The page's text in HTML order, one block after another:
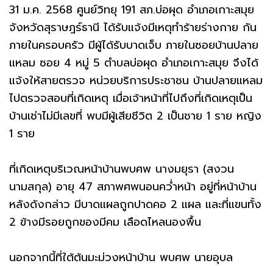
31 ม.ค. 2568 ศูนย์วิทยุ 191 สภ.บ่อผุด อำเภอเกาะสมุย
จังหวัดสุราษฎร์ธานี ได้รับแจ้งมีเหตุทำร้ายร่างกาย กัน
ภายในครอบครัว มีผู้ได้รับบาดเจ็บ ภายในซอยบ้านปลาย
แหลม ซอย 4 หมู่ 5 ตำบลบ่อผุด อำเภอเกาะสมุย จึงได้
แจ้งให้สายตรวจ หน่วยบริการประชาชน บ้านปลายแหลม
ไปตรวจสอบที่เกิดเหตุ เมื่อเจ้าหน้าที่ไปถึงที่เกิดเหตุเป็น
บ้านเช่าไม่มีเลขที่ พบมีผู้เสียชีวิต 2 เป็นชาย 1 ราย หญิง
1 ราย
ที่เกิดเหตุบริเวณหน้าบ้านพบศพ นางมยุรา (สงวน
นามสกุล) อายุ 47 สภาพศพนอนคว่ำหน้า อยู่ที่หน้าบ้าน
หลังดังกล่าว มีบาดแผลถูกปาดคอ 2 แผล และที่แขนทั้ง
2 ข้างมีรอยถูกของมีคม เลือดไหลนองพื้น
นอกจากนี้ที่ใต้ต้นมะม่วงหน้าบ้าน พบศพ นายอุบล